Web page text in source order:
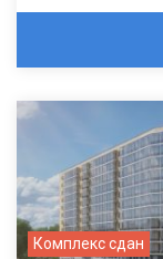
Комплекс сдан